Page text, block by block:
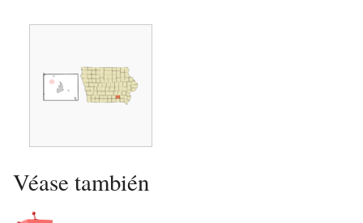
Véase también